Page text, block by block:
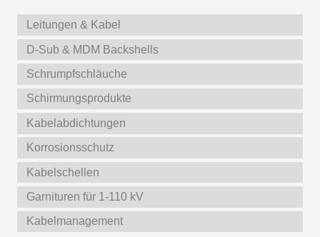
Leitungen & Kabel
D-Sub & MDM Backshells
Schrumpfschläuche
Schirmungsprodukte
Kabelabdichtungen
Korrosionsschutz
Kabelschellen
Garnituren für 1-110 kV
Kabelmanagement